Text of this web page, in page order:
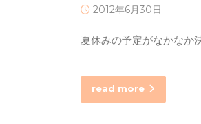
2012年6月30日
夏休みの予定がなかなか
read more